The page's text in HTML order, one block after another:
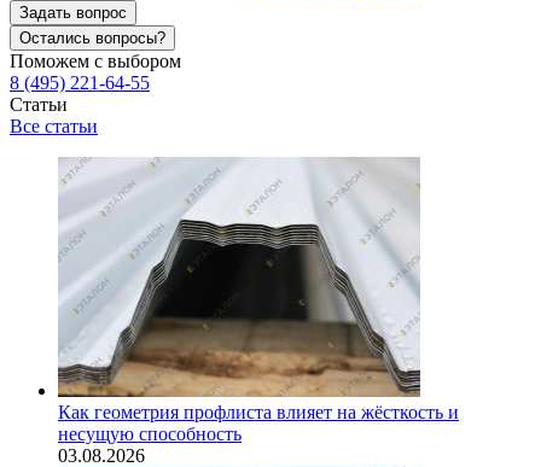
Задать вопрос
Остались вопросы?
Поможем с выбором
8 (495) 221-64-55
Статьи
Все статьи
Как геометрия профлиста влияет на жёсткость и
несущую способность
03.08.2026